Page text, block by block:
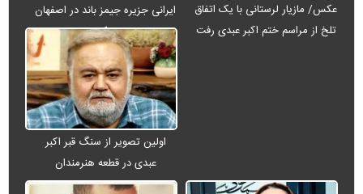
عکس/ مازیار لرستانی با یک اتفاق
تلخ از مراسم ختم اکبر عبدی رفت
ایرانی جزیره جیمز باند در اصفهان
+ عکس
اولین تصویر از سنگ قبر اکبر
عبدی در قطعه هنرمندان